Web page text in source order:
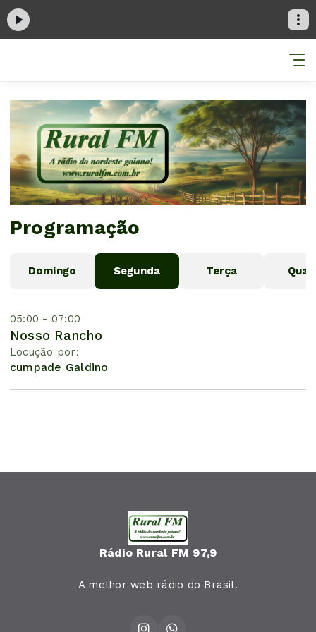
Programação
Domingo Segunda Terça
05:00 - 07:00
Nosso Rancho
Locução por:
cumpade Galdino
Rádio Rural FM 97,9
A melhor web rádio do Brasil.